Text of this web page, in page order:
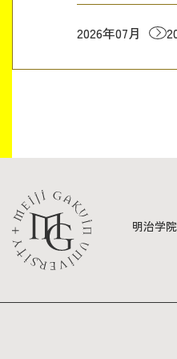
2026年07月
明治学